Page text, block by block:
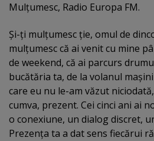
Mulţumesc, Radio Europa FM.
Şi-ţi mulţumesc ţie, omul de
mulţumesc că ai venit cu mine
de weekend, că ai parcurs
bucătăria ta, de la volanul
care eu nu le-am văzut
cumva, prezent. Cei cinci ani ai
o conexiune, un dialog discret,
Prezenţa ta a dat sens fiecărui